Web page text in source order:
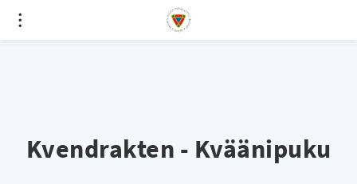
Kvendrakten - Kväänipuku